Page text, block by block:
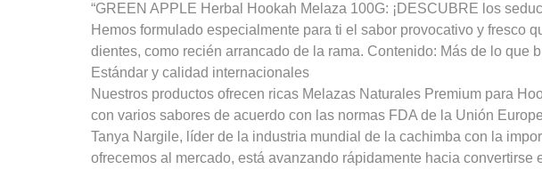
“GREEN APPLE Herbal Hookah Melaza 100G: ¡DESCUBRE los
Hemos formulado especialmente para ti el sabor provocativo y fresco
dientes, como recién arrancado de la rama. Contenido: Más de lo que
Estándar y calidad internacionales
Nuestros productos ofrecen ricas Melazas Naturales Premium para
con varios sabores de acuerdo con las normas FDA de la Unión
Tanya Nargile, líder de la industria mundial de la cachimba con la
ofrecemos al mercado, está avanzando rápidamente hacia convertirse